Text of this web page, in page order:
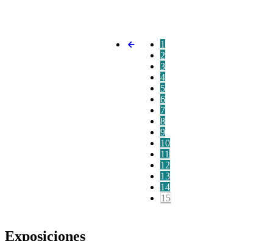
1
2
3
4
5
6
7
8
9
10
11
12
13
14
15
Exposiciones